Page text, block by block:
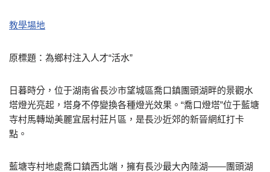
教學場地
原標題：為鄉村注入人才“活水”
日暮時分，位于湖南省長沙市望城區喬口鎮團頭湖畔的景觀水
塔燈光亮起，塔身不停變換各種燈光效果。“喬口燈塔”位于藍塘
寺村馬轉坳美麗宜居村莊片區，是長沙近郊的新晉網紅打卡
點。
藍塘寺村地處喬口鎮西北端，擁有長沙最大內陸湖——團頭湖